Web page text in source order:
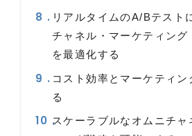
リアルタイムのA/Bテスト
チャネル・マーケティング
を最適化する
コスト効率とマーケティ
る
スケーラブルなオムニチャ